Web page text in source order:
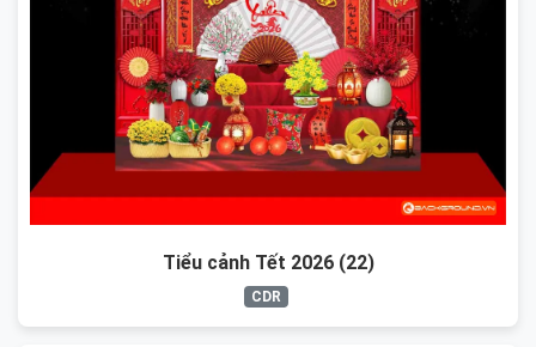
Tiểu cảnh Tết 2026 (22)
CDR